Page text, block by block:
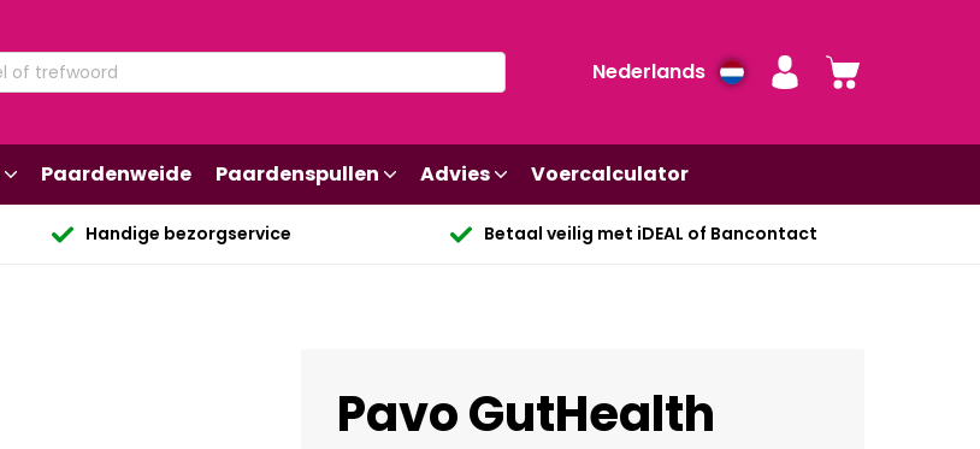
Nederlands
Paardenweide Paardenspullen Advies Voercalculator
Handige bezorgservice Betaal veilig met iDEAL of Bancontact
Pavo GutHealth